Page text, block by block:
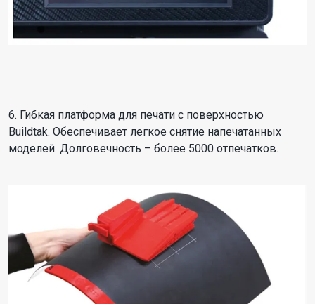
6. Гибкая платформа для печати с поверхностью
Buildtak. Обеспечивает легкое снятие напечатанных
моделей. Долговечность – более 5000 отпечатков.